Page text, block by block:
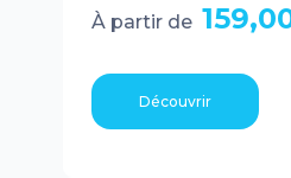
À partir de
Découvrir